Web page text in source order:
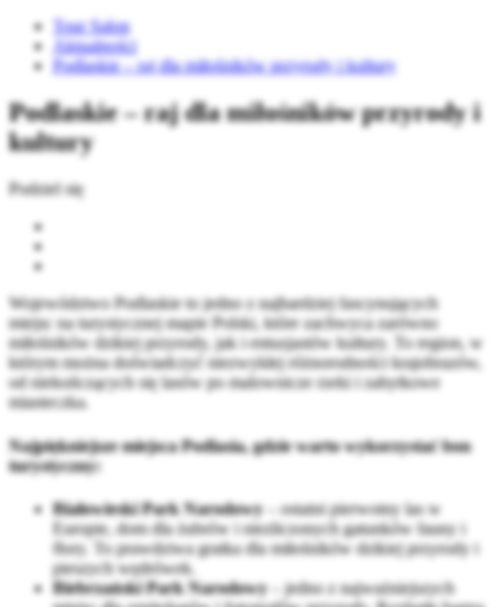
Tour Salon
Aktualności
Podlaskie – raj dla miłośników przyrody i kultury
Podlaskie – raj dla miłośników przyrody i
kultury
Podziel się
Województwo Podlaskie to jedno z najbardziej fascynujących
miejsc na turystycznej mapie Polski, które zachwyca zarówno
miłośników dzikiej przyrody, jak i entuzjastów kultury. To region, w
którym można doświadczyć niezwykłej różnorodności krajobrazów,
od niekończących się lasów po malownicze rzeki i zabytkowe
miasteczka.
Najpiękniejsze miejsca Podlasia, gdzie warto wykorzystać bon
turystyczny:
Białowieski Park Narodowy– ostatni pierwotny las w
Europie, dom dla żubrów i niezliczonych gatunków fauny i
flory. To prawdziwa gratka dla miłośników dzikiej przyrody i
pieszych wędrówek.
Biebrzański Park Narodowy– jedno z najważniejszych